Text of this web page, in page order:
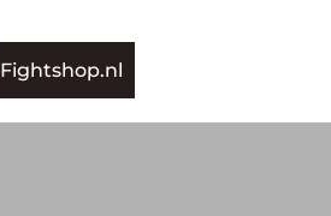
Fightshop.nl